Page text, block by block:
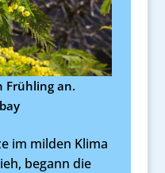
Frühling an.
im milden Klima
begann die